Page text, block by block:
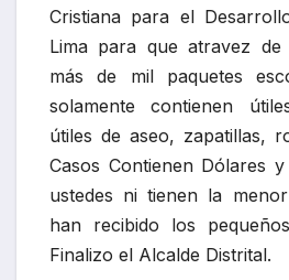
Cristiana para el
Lima para que atravez
más de mil paquetes
solamente contienen
útiles de aseo, zapatillas,
Casos Contienen Dólares
ustedes ni tienen la
han recibido los
Finalizo el Alcalde Distrital.